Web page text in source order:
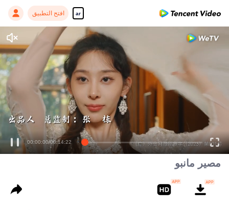
ar افتح التطبيق
00:00:00/00:14:22
مصير مانبو